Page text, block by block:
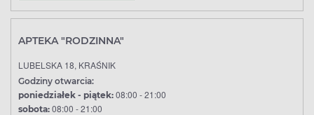
APTEKA "RODZINNA"
LUBELSKA 18, KRAŚNIK
Godziny otwarcia:
poniedziałek - piątek: 08:00 - 21:00
sobota: 08:00 - 21:00